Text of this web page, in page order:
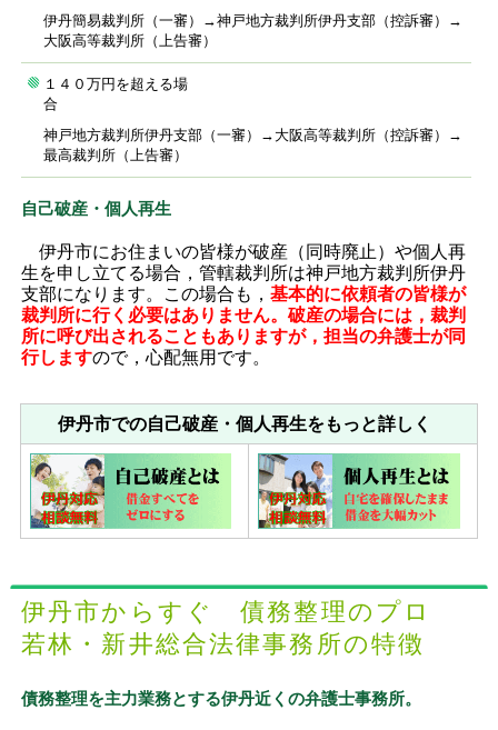
伊丹簡易裁判所（一審）→神戸地方裁判所伊丹支部（控訴審）→
大阪高等裁判所（上告審）
１４０万円を超える場
合
神戸地方裁判所伊丹支部（一審）→大阪高等裁判所（控訴審）→
最高裁判所（上告審）
自己破産・個人再生
伊丹市にお住まいの皆様が破産（同時廃止）や個人再
生を申し立てる場合，管轄裁判所は神戸地方裁判所伊丹
支部になります。この場合も， 基本的に依頼者の皆様が
裁判所に行く必要はありません。破産の場合には，裁判
所に呼び出されることもありますが，担当の弁護士が同
行しますので，心配無用です。
伊丹市での自己破産・個人再生をもっと詳しく
伊丹市からすぐ 債務整理のプロ
若林・新井総合法律事務所の特徴
債務整理を主力業務とする伊丹近くの弁護士事務所。